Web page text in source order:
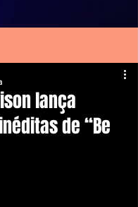
lança
de “Be